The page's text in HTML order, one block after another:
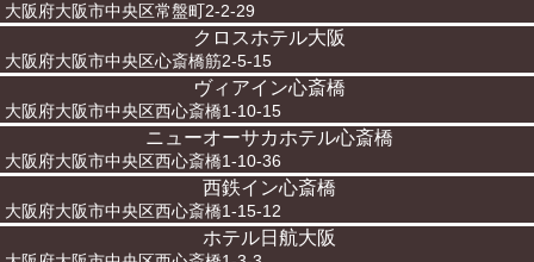
大阪府大阪市中央区常盤町2-2-29
クロスホテル大阪
大阪府大阪市中央区心斎橋筋2-5-15
ヴィアイン心斎橋
大阪府大阪市中央区西心斎橋1-10-15
ニューオーサカホテル心斎橋
大阪府大阪市中央区西心斎橋1-10-36
西鉄イン心斎橋
大阪府大阪市中央区西心斎橋1-15-12
ホテル日航大阪